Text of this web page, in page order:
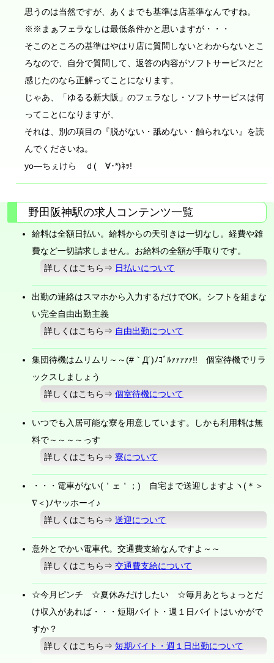
思うのは当然ですが、あくまでも基準は店基準なんですね。
※※まぁフェラなしは最低条件かと思いますが・・・
そこのところの基準はやはり店に質問しないとわからないとこ
ろなので、自分で質問して、返答の内容がソフトサービスだと
感じたのなら正解ってことになります。
じゃあ、「ゆるる新大阪」のフェラなし・ソフトサービスは何
ってことになりますが、
それは、別の項目の『脱がない・舐めない・触られない』を読
んでくださいね。
yo―ちぇけら ｄ(ゝ∀･*)ﾈｯ!
野田阪神駅の求人コンテンツ一覧
給料は全額日払い。給料からの天引きは一切なし。経費や雑
費など一切請求しません。お給料の全額が手取りです。
詳しくはこちら⇒ 日払いについて
出勤の連絡はスマホから入力するだけでOK。シフトを組まな
い完全自由出勤主義
詳しくはこちら⇒ 自由出勤について
集団待機はムリムリ～～(#｀Д´)ﾉｺﾞﾙｧｧｧｧｧ!! 個室待機でリラ
ックスしましょう
詳しくはこちら⇒個室待機について
いつでも入居可能な寮を用意しています。しかも利用料は無
料で～～～～っす
詳しくはこちら⇒寮について
・・・電車がない(＇ェ＇；) 自宅まで送迎しますよヽ(＊＞
∇＜)ﾉヤッホーイ♪
詳しくはこちら⇒送迎について
意外とでかい電車代。交通費支給なんですよ～～
詳しくはこちら⇒交通費支給について
☆今月ピンチ ☆夏休みだけしたい ☆毎月あとちょっとだ
け収入があれば・・・短期バイト・週１日バイトはいかがで
すか？
詳しくはこちら⇒短期バイト・週１日出勤について